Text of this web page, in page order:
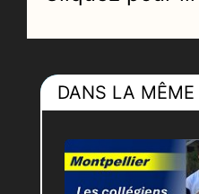
DANS LA